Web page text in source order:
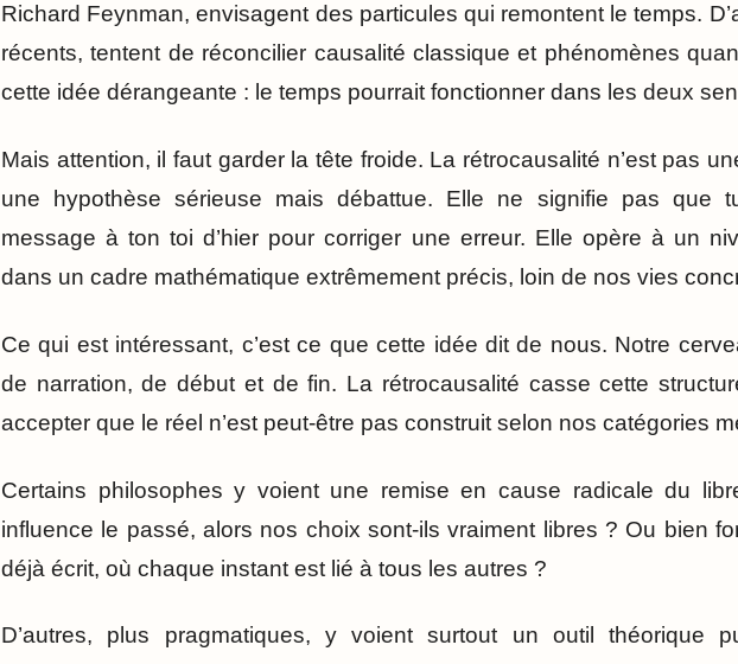
Richard Feynman, envisagent des particules qui remontent le temps.
récents, tentent de réconcilier causalité classique et phénomènes
cette idée dérangeante : le temps pourrait fonctionner dans les deux
Mais attention, il faut garder la tête froide. La rétrocausalité n’est pas
une hypothèse sérieuse mais débattue. Elle ne signifie pas que
message à ton toi d’hier pour corriger une erreur. Elle opère à un
dans un cadre mathématique extrêmement précis, loin de nos vies
Ce qui est intéressant, c’est ce que cette idée dit de nous. Notre
de narration, de début et de fin. La rétrocausalité casse cette
accepter que le réel n’est peut-être pas construit selon nos catégories
Certains philosophes y voient une remise en cause radicale du
influence le passé, alors nos choix sont-ils vraiment libres ? Ou bien
déjà écrit, où chaque instant est lié à tous les autres ?
D’autres, plus pragmatiques, y voient surtout un outil théorique